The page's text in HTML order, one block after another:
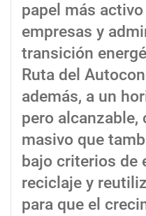
papel más
empresas y
transición
Ruta del
además, a un
pero alcanzable,
masivo que
bajo criterios de
reciclaje y
para que el